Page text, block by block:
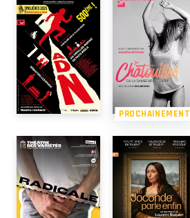
PROCHAINEMENT